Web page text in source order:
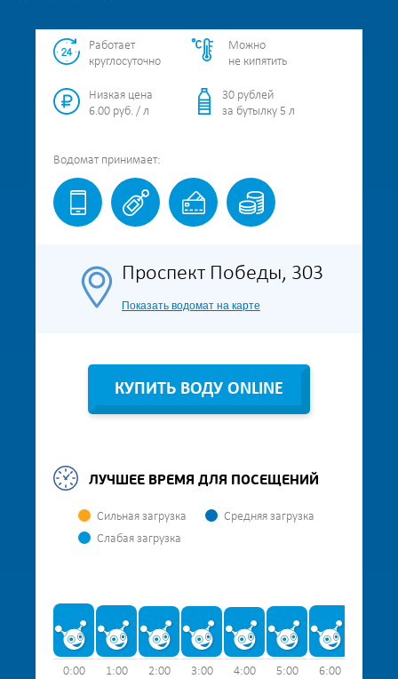
Работает
круглосуточно
Можно
не кипятить
Низкая цена
6.00 руб. / л
30 рублей
за бутылку 5 л
Водомат принимает:
Проспект Победы, 303
Показать водомат на карте
КУПИТЬ ВОДУ ONLINE
ЛУЧШЕЕ ВРЕМЯ ДЛЯ ПОСЕЩЕНИЙ
Сильная загрузка
Средняя загрузка
Слабая загрузка
0:00 1:00 2:00 3:00 4:00 5:00 6:00